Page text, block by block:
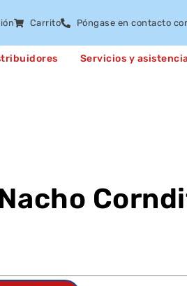
Carrito Póngase en contacto
Servicios y